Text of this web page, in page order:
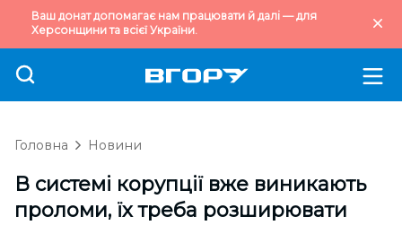
Ваш донат допомагає нам працювати й далі — для
Херсонщини та всієї України.
Головна Новини
В системі корупції вже виникають
проломи, їх треба розширювати